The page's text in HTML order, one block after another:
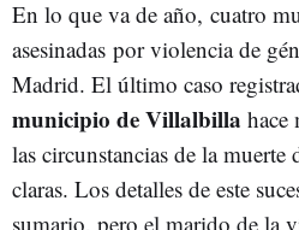
En lo que va de año, cuatro
asesinadas por violencia de
Madrid. El último caso
municipio de Villalbilla hace
las circunstancias de la muerte
claras. Los detalles de este
sumario, pero el marido de la